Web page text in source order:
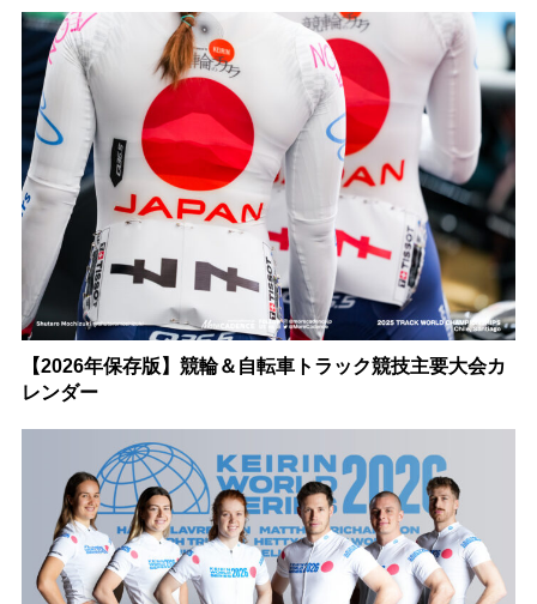
【2026年保存版】競輪＆自転車トラック競技主要大会カ
レンダー